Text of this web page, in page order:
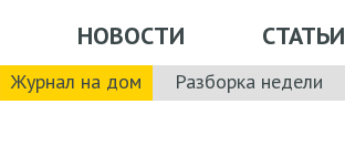
НОВОСТИ СТАТЬИ
Журнал на дом Разборка недели